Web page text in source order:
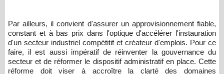
Par ailleurs, il convient d'assurer un approvisionnement fiable,
constant et à bas prix dans l'optique d'accélérer l'instauration
d'un secteur industriel compétitif et créateur d'emplois. Pour ce
faire, il est aussi impératif de réinventer la gouvernance du
secteur et de réformer le dispositif administratif en place. Cette
réforme doit viser à accroître la clarté des domaines